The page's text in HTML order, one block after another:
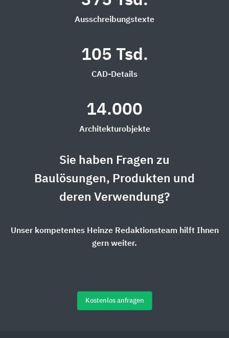
Ausschreibungstexte
105 Tsd.
CAD-Details
14.000
Architekturobjekte
Sie haben Fragen zu
Baulösungen, Produkten und
deren Verwendung?
Unser kompetentes Heinze Redaktionsteam hilft Ihnen
gern weiter.
Kostenlos anfragen